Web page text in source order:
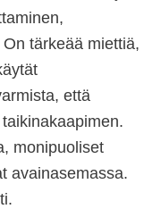
tärkeää miettiä,
että
monipuoliset
avainasemassa.